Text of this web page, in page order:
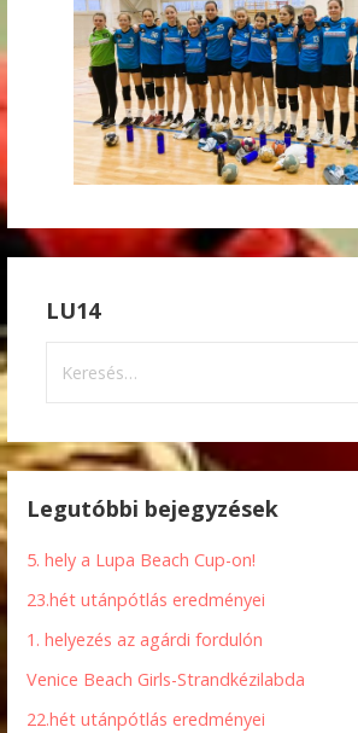
LU14
Legutóbbi bejegyzések
5. hely a Lupa Beach Cup-on!
23.hét utánpótlás eredményei
1. helyezés az agárdi fordulón
Venice Beach Girls-Strandkézilabda
22.hét utánpótlás eredményei